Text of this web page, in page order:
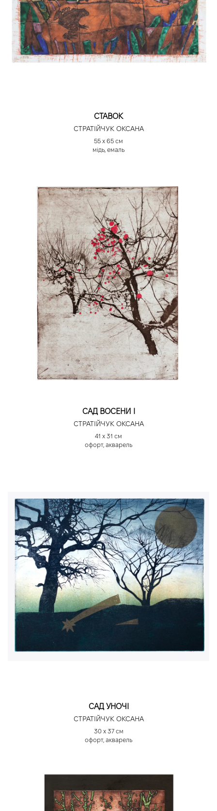
СТАВОК
СТРАТІЙЧУК ОКСАНА
55 х 65 см
мідь, емаль
САД ВОСЕНИ І
СТРАТІЙЧУК ОКСАНА
41 х 31 см
офорт, акварель
САД УНОЧІ
СТРАТІЙЧУК ОКСАНА
30 х 37 см
офорт, акварель